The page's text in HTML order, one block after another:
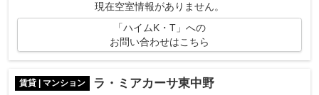
現在空室情報がありません。
「ハイムK・T」への
お問い合わせはこちら
賃貸 | マンション ラ・ミアカーサ東中野